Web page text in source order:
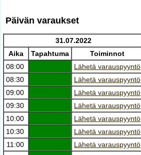
Päivän varaukset
31.07.2022
Aika
Tapahtuma
Toiminnot
08:00
Lähetä varauspyyntö
08:30
Lähetä varauspyyntö
09:00
Lähetä varauspyyntö
09:30
Lähetä varauspyyntö
10:00
Lähetä varauspyyntö
10:30
Lähetä varauspyyntö
11:00
Lähetä varauspyyntö